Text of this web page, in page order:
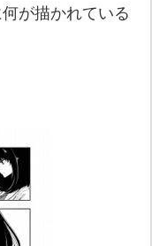
が描かれている